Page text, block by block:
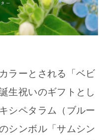
ラーとされる「ベビ
生祝いのギフトとし
シペタラム（ブルー
シンボル「サムシン